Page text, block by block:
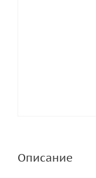
Описание